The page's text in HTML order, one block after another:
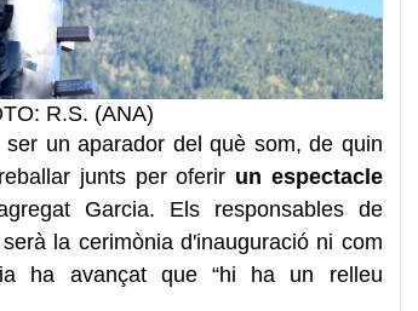
R.S. (ANA)
ser un aparador del què som, de quin
junts per oferir un espectacle
Garcia. Els responsables de
la cerimònia d'inauguració ni com
ha avançat que “hi ha un relleu